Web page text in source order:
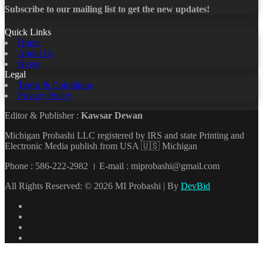
Subscribe to our mailing list to get the new updates!
Quick Links
Home
About Us
News
Legal
Terms & Conditions
Privacy Policy
Editor & Publisher : Kawsar Dewan
Michigan Probashi LLC registered by IRS and state Printing and
Electronic Media publish from USA 🇺🇸 Michigan
Phone : 586-222-2982 । E-mail : miprobashi@gmail.com
All Rights Reserved: © 2026 MI Probashi | By DevBid